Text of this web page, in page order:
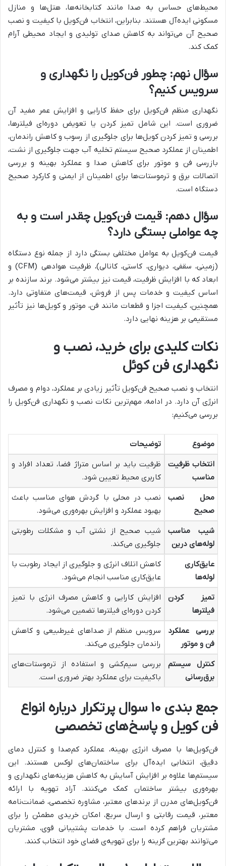
محیط‌های حساس به صدا مانند کتابخانه‌ها، هتل‌ها و منازل
مسکونی ایده‌آل هستند. بنابراین، انتخاب فن‌کویل با کیفیت و نصب
صحیح آن می‌تواند به کاهش صدای تولیدی و ایجاد محیطی آرام
کمک کند.
سؤال نهم: چطور فن‌کویل را نگهداری و
سرویس کنیم؟
نگهداری منظم فن‌کویل برای حفظ کارایی و افزایش عمر مفید آن
ضروری است. این شامل تمیز کردن یا تعویض دوره‌ای فیلترها،
بررسی و تمیز کردن کویل‌ها برای جلوگیری از رسوب و کاهش راندمان،
اطمینان از عملکرد صحیح سیستم تخلیه آب جهت جلوگیری از نشت،
بازرسی فن و موتور برای کاهش صدا و عملکرد بهینه و بررسی
اتصالات برق و ترموستات‌ها برای اطمینان از ایمنی و کارکرد صحیح
دستگاه است.
سؤال دهم: قیمت فن‌کویل چقدر است و به
چه عواملی بستگی دارد؟
قیمت فن‌کویل به عوامل مختلفی بستگی دارد از جمله نوع دستگاه
(زمینی، سقفی، دیواری، کاستی، کانالی)، ظرفیت هوادهی (CFM) و
ابعاد که با افزایش ظرفیت، قیمت نیز بیشتر می‌شود. برند سازنده بر
اساس کیفیت و خدمات پس از فروش، قیمت‌های متفاوتی دارد.
همچنین، کیفیت اجزا و قطعات مانند فن، موتور و کویل‌ها نیز تأثیر
مستقیمی بر هزینه نهایی دارد.
نکات کلیدی برای خرید، نصب و
نگهداری فن کوئل
انتخاب و نصب صحیح فن‌کویل تأثیر زیادی بر عملکرد، دوام و مصرف
انرژی آن دارد. در ادامه، مهم‌ترین نکات نصب و نگهداری فن‌کویل را
بررسی می‌کنیم:
موضوع
توضیحات
انتخاب ظرفیت
مناسب
ظرفیت باید بر اساس متراژ فضا، تعداد افراد و
کاربری محیط تعیین شود.
محل نصب
صحیح
نصب در محلی با گردش هوای مناسب باعث
بهبود عملکرد و افزایش بهره‌وری می‌شود.
شیب مناسب
لوله‌های درین
شیب صحیح از نشتی آب و مشکلات رطوبتی
جلوگیری می‌کند.
عایق‌کاری
لوله‌ها
کاهش اتلاف انرژی و جلوگیری از ایجاد رطوبت با
عایق‌کاری مناسب انجام می‌شود.
تمیز کردن
فیلترها
افزایش کارایی و کاهش مصرف انرژی با تمیز
کردن دوره‌ای فیلترها تضمین می‌شود.
بررسی عملکرد
فن و موتور
سرویس منظم از صداهای غیرطبیعی و کاهش
راندمان جلوگیری می‌کند.
کنترل سیستم
برق‌رسانی
بررسی سیم‌کشی و استفاده از ترموستات‌های
باکیفیت برای عملکرد بهتر ضروری است.
جمع بندی ۱۰ سوال پرتکرار درباره انواع
فن کویل و پاسخ‌های تخصصی
فن‌کویل‌ها با مصرف انرژی بهینه، عملکرد کم‌صدا و کنترل دمای
دقیق، انتخابی ایده‌آل برای ساختمان‌های لوکس هستند. این
سیستم‌ها علاوه بر افزایش آسایش به کاهش هزینه‌های نگهداری و
بهره‌وری بیشتر ساختمان کمک می‌کنند. آراد تهویه با ارائه
فن‌کویل‌های مدرن از برندهای معتبر، مشاوره تخصصی، ضمانت‌نامه
معتبر، قیمت رقابتی و ارسال سریع، امکان خریدی مطمئن را برای
مشتریان فراهم کرده است. با خدمات پشتیبانی قوی، مشتریان
می‌توانند بهترین گزینه را برای تهویه‌ی فضای خود انتخاب کنند.